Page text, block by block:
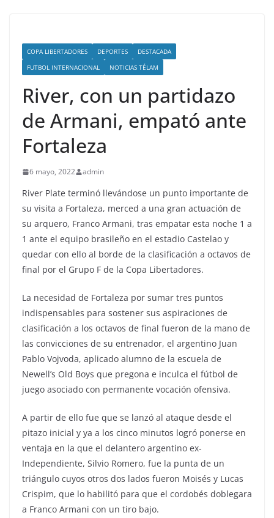
COPA LIBERTADORES DEPORTES
DESTACADA
FUTBOL INTERNACIONAL
NOTICIAS TÉLAM
River, con un partidazo
de Armani, empató ante
Fortaleza
6 mayo, 2022 admin
River Plate terminó llevándose un punto importante de
su visita a Fortaleza, merced a una gran actuación de
su arquero, Franco Armani, tras empatar esta noche 1 a
1 ante el equipo brasileño en el estadio Castelao y
quedar con ello al borde de la clasificación a octavos de
final por el Grupo F de la Copa Libertadores.
La necesidad de Fortaleza por sumar tres puntos
indispensables para sostener sus aspiraciones de
clasificación a los octavos de final fueron de la mano de
las convicciones de su entrenador, el argentino Juan
Pablo Vojvoda, aplicado alumno de la escuela de
Newell’s Old Boys que pregona e inculca el fútbol de
juego asociado con permanente vocación ofensiva.
A partir de ello fue que se lanzó al ataque desde el
pitazo inicial y ya a los cinco minutos logró ponerse en
ventaja en la que el delantero argentino ex-
Independiente, Silvio Romero, fue la punta de un
triángulo cuyos otros dos lados fueron Moisés y Lucas
Crispim, que lo habilitó para que el cordobés doblegara
a Franco Armani con un tiro bajo.